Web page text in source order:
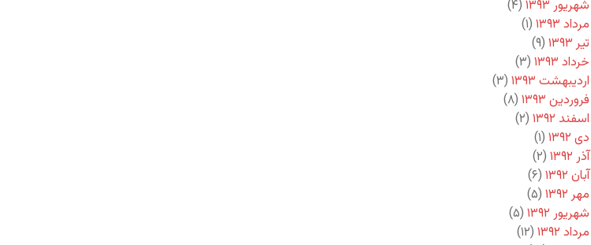
شهریور ۱۳۹۳
(۴)
مرداد ۱۳۹۳
(۱)
تیر ۱۳۹۳
(۹)
خرداد ۱۳۹۳
(۳)
اردیبهشت ۱۳۹۳
(۳)
فروردین ۱۳۹۳
(۸)
اسفند ۱۳۹۲
(۲)
دی ۱۳۹۲
(۱)
آذر ۱۳۹۲
(۲)
آبان ۱۳۹۲
(۶)
مهر ۱۳۹۲
(۵)
شهریور ۱۳۹۲
(۵)
مرداد ۱۳۹۲
(۱۲)